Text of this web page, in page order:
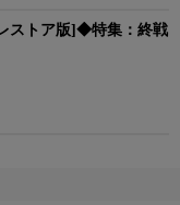
ストア版]◆特集：終戦